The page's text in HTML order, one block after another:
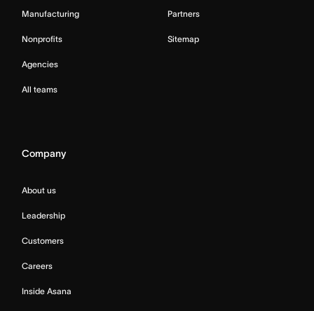
Manufacturing
Nonprofits
Agencies
All teams
Partners
Sitemap
Company
About us
Leadership
Customers
Careers
Inside Asana